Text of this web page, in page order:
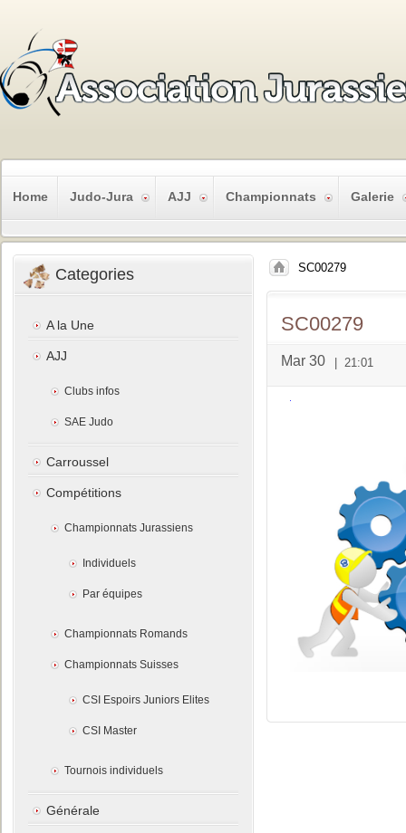
Home Judo-Jura AJJ Championnats Galerie
SC00279
SC00279
Mar 30 21:01
Categories
A la Une
AJJ
Clubs infos
SAE Judo
Carroussel
Compétitions
Championnats Jurassiens
Individuels
Par équipes
Championnats Romands
Championnats Suisses
CSI Espoirs Juniors Elites
CSI Master
Tournois individuels
Générale